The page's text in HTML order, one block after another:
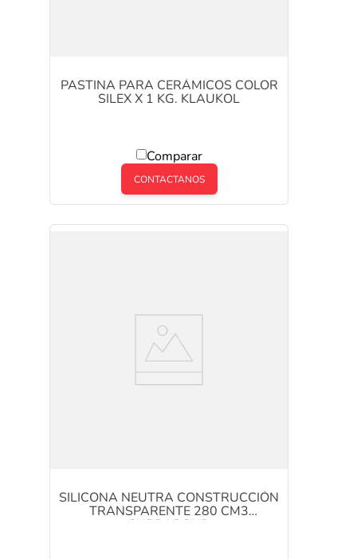
PASTINA PARA CERÁMICOS COLOR
SILEX X 1 KG. KLAUKOL
Comparar
CONTACTANOS
SILICONA NEUTRA CONSTRUCCIÓN
TRANSPARENTE 280 CM3
SUBRABOND